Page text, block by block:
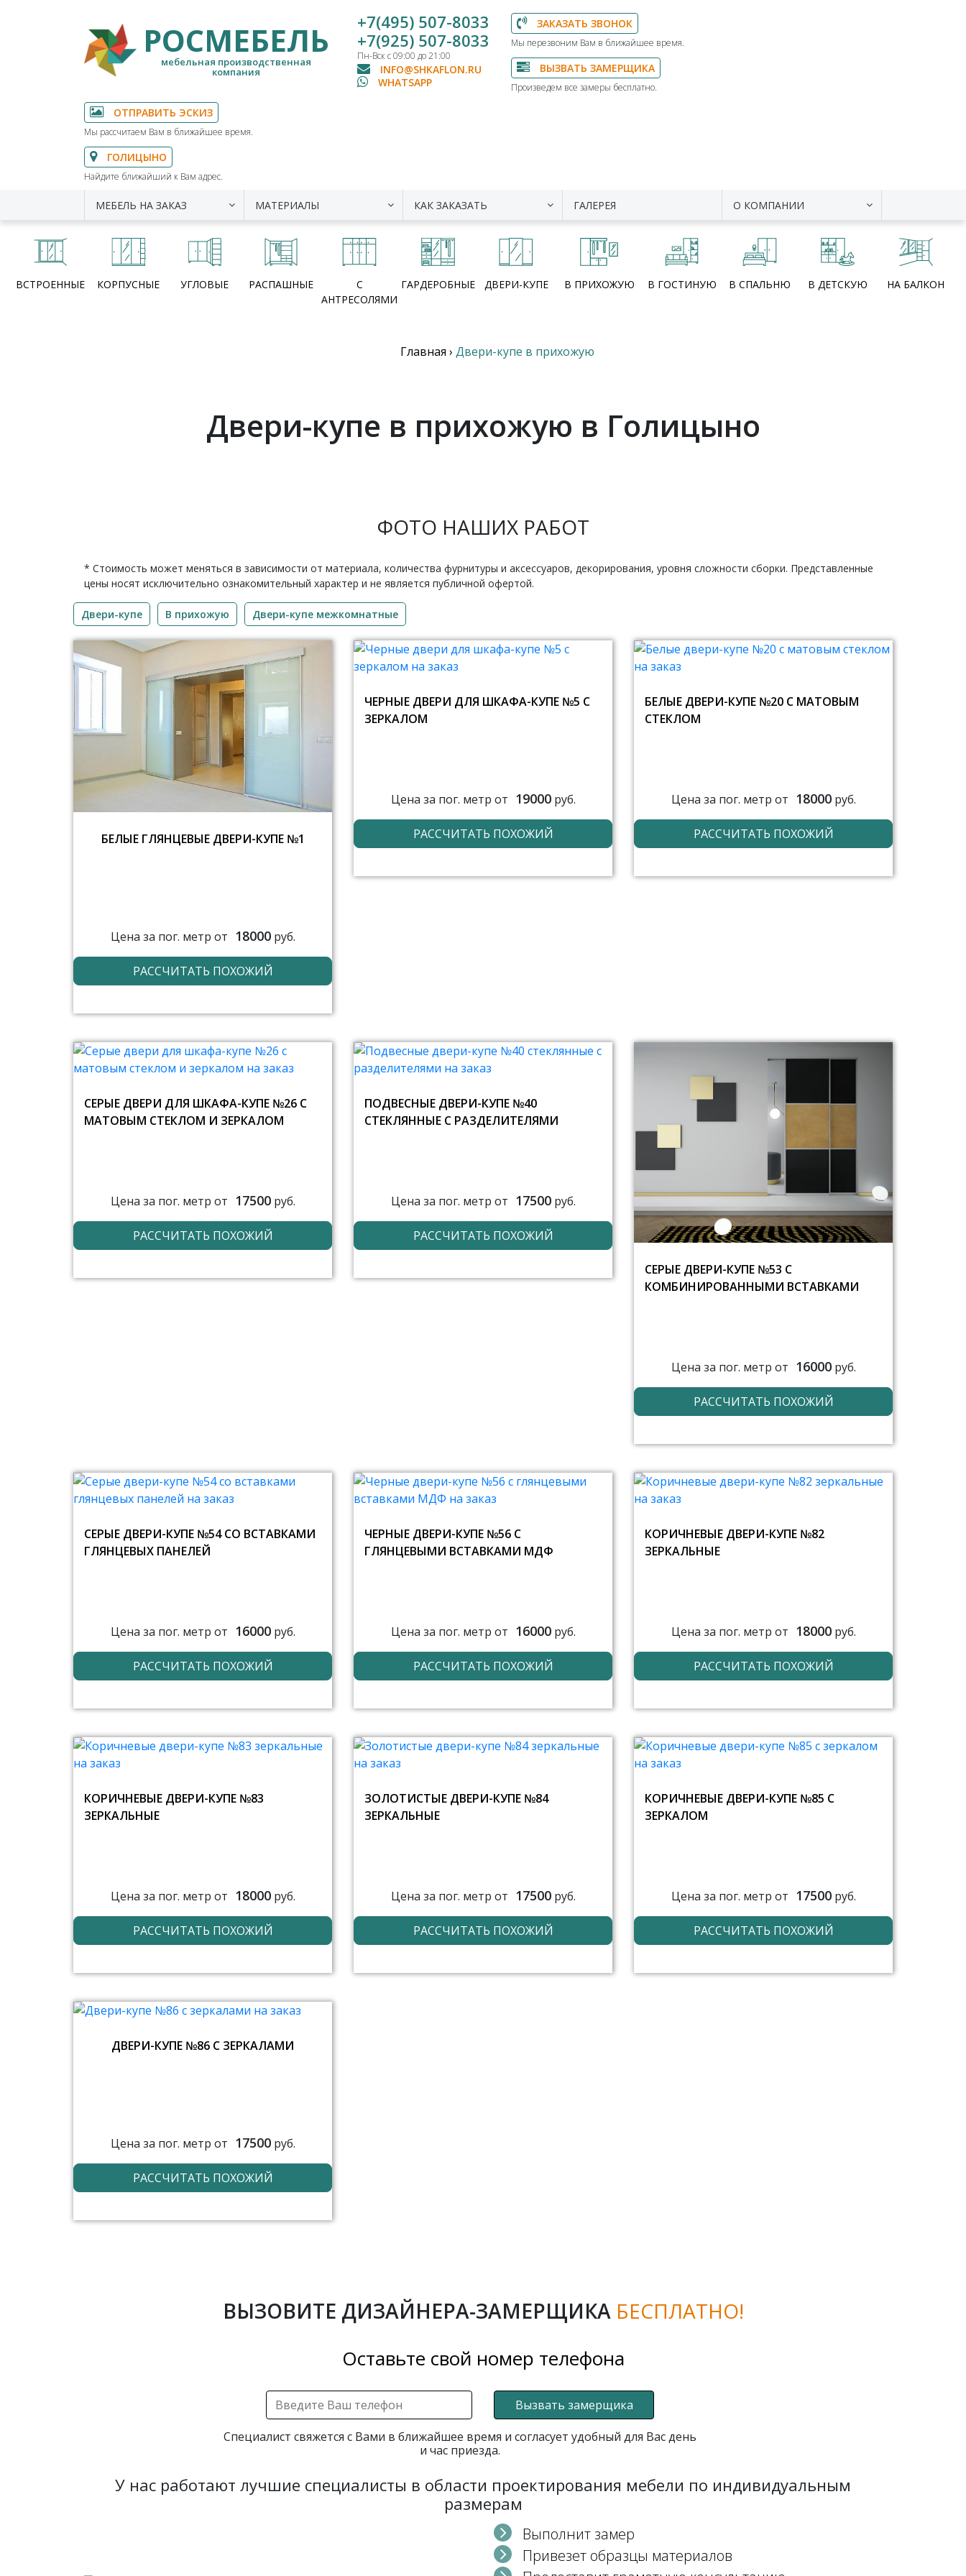
РОСМЕБЕЛЬ
мебельная производственная
компания
+7(495) 507-8033
+7(925) 507-8033
Пн-Вск с 09:00 до 21:00
INFO@SHKAFLON.RU
WHATSAPP
ЗАКАЗАТЬ ЗВОНОК
Мы перезвоним Вам в ближайшее время.
ВЫЗВАТЬ ЗАМЕРЩИКА
Произведем все замеры бесплатно.
ОТПРАВИТЬ ЭСКИЗ
Мы рассчитаем Вам в ближайшее время.
ГОЛИЦЫНО
Найдите ближайший к Вам адрес.
МЕБЕЛЬ НА ЗАКАЗ МАТЕРИАЛЫ КАК ЗАКАЗАТЬ ГАЛЕРЕЯ О КОМПАНИИ
ВСТРОЕННЫЕ КОРПУСНЫЕ УГЛОВЫЕ РАСПАШНЫЕ
С
АНТРЕСОЛЯМИ
ГАРДЕРОБНЫЕ ДВЕРИ-КУПЕ В ПРИХОЖУЮ В ГОСТИНУЮ В СПАЛЬНЮ В ДЕТСКУЮ НА БАЛКОН
Главная › Двери-купе в прихожую
Двери-купе в прихожую в Голицыно
ФОТО НАШИХ РАБОТ
* Стоимость может меняться в зависимости от материала, количества фурнитуры и аксессуаров, декорирования, уровня сложности сборки. Представленные
цены носят исключительно ознакомительный характер и не является публичной офертой.
Двери-купе В прихожую Двери-купе межкомнатные
БЕЛЫЕ ГЛЯНЦЕВЫЕ ДВЕРИ-КУПЕ №1
Цена за пог. метр от 18000руб.
РАССЧИТАТЬ ПОХОЖИЙ
ЧЕРНЫЕ ДВЕРИ ДЛЯ ШКАФА-КУПЕ №5 С
ЗЕРКАЛОМ
Цена за пог. метр от 19000руб.
РАССЧИТАТЬ ПОХОЖИЙ
БЕЛЫЕ ДВЕРИ-КУПЕ №20 С МАТОВЫМ
СТЕКЛОМ
Цена за пог. метр от 18000руб.
РАССЧИТАТЬ ПОХОЖИЙ
СЕРЫЕ ДВЕРИ ДЛЯ ШКАФА-КУПЕ №26 С
МАТОВЫМ СТЕКЛОМ И ЗЕРКАЛОМ
Цена за пог. метр от 17500руб.
РАССЧИТАТЬ ПОХОЖИЙ
ПОДВЕСНЫЕ ДВЕРИ-КУПЕ №40
СТЕКЛЯННЫЕ С РАЗДЕЛИТЕЛЯМИ
Цена за пог. метр от 17500руб.
РАССЧИТАТЬ ПОХОЖИЙ
СЕРЫЕ ДВЕРИ-КУПЕ №53 С
КОМБИНИРОВАННЫМИ ВСТАВКАМИ
Цена за пог. метр от 16000руб.
РАССЧИТАТЬ ПОХОЖИЙ
СЕРЫЕ ДВЕРИ-КУПЕ №54 СО ВСТАВКАМИ
ГЛЯНЦЕВЫХ ПАНЕЛЕЙ
Цена за пог. метр от 16000руб.
РАССЧИТАТЬ ПОХОЖИЙ
ЧЕРНЫЕ ДВЕРИ-КУПЕ №56 С
ГЛЯНЦЕВЫМИ ВСТАВКАМИ МДФ
Цена за пог. метр от 16000руб.
РАССЧИТАТЬ ПОХОЖИЙ
КОРИЧНЕВЫЕ ДВЕРИ-КУПЕ №82
ЗЕРКАЛЬНЫЕ
Цена за пог. метр от 18000руб.
РАССЧИТАТЬ ПОХОЖИЙ
КОРИЧНЕВЫЕ ДВЕРИ-КУПЕ №83
ЗЕРКАЛЬНЫЕ
Цена за пог. метр от 18000руб.
РАССЧИТАТЬ ПОХОЖИЙ
ЗОЛОТИСТЫЕ ДВЕРИ-КУПЕ №84
ЗЕРКАЛЬНЫЕ
Цена за пог. метр от 17500руб.
РАССЧИТАТЬ ПОХОЖИЙ
КОРИЧНЕВЫЕ ДВЕРИ-КУПЕ №85 С
ЗЕРКАЛОМ
Цена за пог. метр от 17500руб.
РАССЧИТАТЬ ПОХОЖИЙ
ДВЕРИ-КУПЕ №86 С ЗЕРКАЛАМИ
Цена за пог. метр от 17500руб.
РАССЧИТАТЬ ПОХОЖИЙ
ВЫЗОВИТЕ ДИЗАЙНЕРА-ЗАМЕРЩИКА БЕСПЛАТНО!
Оставьте свой номер телефона
Вызвать замерщика
Специалист свяжется с Вами в ближайшее время и согласует удобный для Вас день
и час приезда.
У нас работают лучшие специалисты в области проектирования мебели по индивидуальным
размерам
Выполнит замер
Привезет образцы материалов